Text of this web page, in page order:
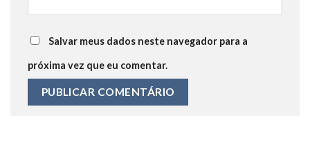
Salvar meus dados neste navegador para a
próxima vez que eu comentar.